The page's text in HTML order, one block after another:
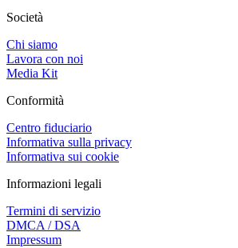
Società
Chi siamo
Lavora con noi
Media Kit
Conformità
Centro fiduciario
Informativa sulla privacy
Informativa sui cookie
Informazioni legali
Termini di servizio
DMCA / DSA
Impressum